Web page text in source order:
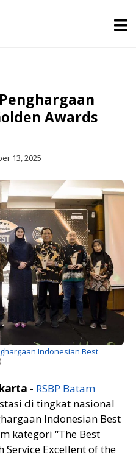
Awards
13, 2025
Indonesian Best
- RSBP Batam
di tingkat nasional
Indonesian Best
kategori “The Best
Excellent of the